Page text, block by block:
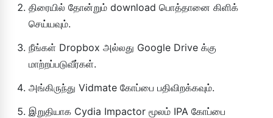
திரையில் தோன்றும் download பொத்தானை கிளிக்
செய்யவும்.
நீங்கள் Dropbox அல்லது Google Drive க்கு
மாற்றப்படுவீர்கள்.
அங்கிருந்து Vidmate கோப்பை பதிவிறக்கவும்.
இறுதியாக Cydia Impactor மூலம் IPA கோப்பை